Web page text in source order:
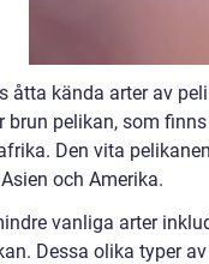
åtta kända arter av
brun pelikan, som
Den vita
och Amerika.
vanliga arter
Dessa olika typer